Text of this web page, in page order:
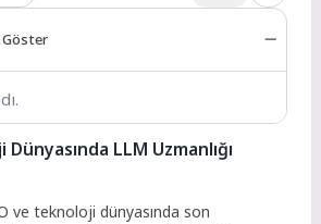
Göster
LLM Uzmanlığı
ve teknoloji dünyasında son